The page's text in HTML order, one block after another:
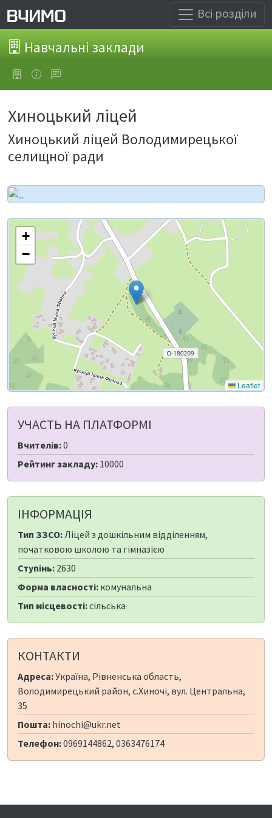
Всі розділи
Навчальні заклади
Хиноцький ліцей
Хиноцький ліцей Володимирецької
селищної ради
+
−
Leaflet
УЧАСТЬ НА ПЛАТФОРМІ
Вчителів:0
Рейтинг закладу: 10000
ІНФОРМАЦІЯ
Тип ЗЗСО:Ліцей з дошкільним відділенням,
початковою школою та гімназією
Ступінь: 2630
Форма власності: комунальна
Тип місцевості:сільська
КОНТАКТИ
Адреса:Україна, Рівненська область,
Володимирецький район, с.Хиночі, вул. Центральна,
35
Пошта: hinochi@ukr.net
Телефон:0969144862, 0363476174